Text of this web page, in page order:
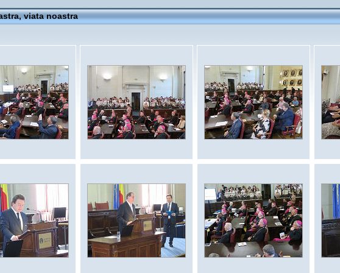
viata noastra